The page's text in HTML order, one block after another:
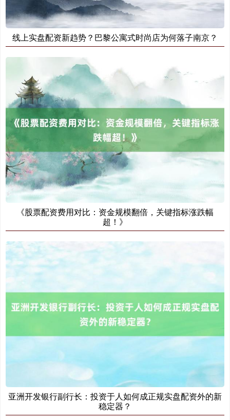
线上实盘配资新趋势？巴黎公寓式时尚店为何落子南京？
《股票配资费用对比：资金规模翻倍，关键指标涨跌幅
超！》
亚洲开发银行副行长：投资于人如何成正规实盘配资外的新
稳定器？